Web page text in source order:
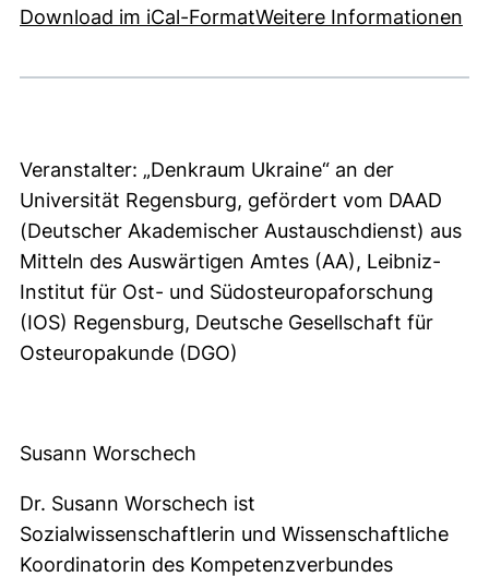
Download im iCal-Format, 1 KB (öffnet neues
Weitere Informationen
Veranstalter: „Denkraum Ukraine“ an der
Universität Regensburg, gefördert vom DAAD
(Deutscher Akademischer Austauschdienst) aus
Mitteln des Auswärtigen Amtes (AA), Leibniz-
Institut für Ost- und Südosteuropaforschung
(IOS) Regensburg, Deutsche Gesellschaft für
Osteuropakunde (DGO)
Susann Worschech
Dr. Susann Worschech ist
Sozialwissenschaftlerin und Wissenschaftliche
Koordinatorin des Kompetenzverbundes